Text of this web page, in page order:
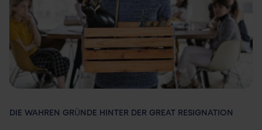
DIE WAHREN GRÜNDE HINTER DER GREAT RESIGNATION